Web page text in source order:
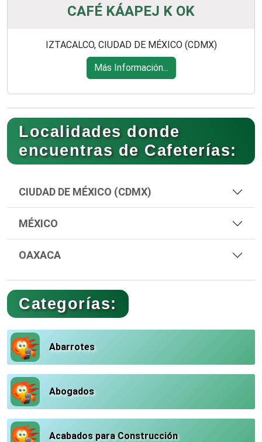
CAFÉ KÁAPEJ K OK
IZTACALCO, CIUDAD DE MÉXICO (CDMX)
Más Información...
Localidades donde
encuentras de Cafeterías:
CIUDAD DE MÉXICO (CDMX)
MÉXICO
OAXACA
Categorías:
Abarrotes
Abogados
Acabados para Construcción